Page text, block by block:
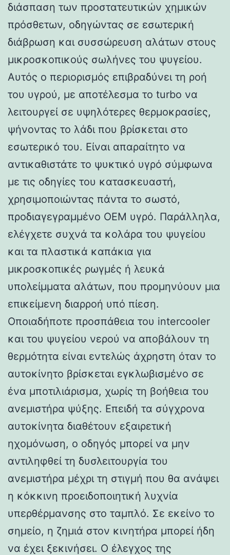
διάσπαση των προστατευτικών χημικών
πρόσθετων, οδηγώντας σε εσωτερική
διάβρωση και συσσώρευση αλάτων στους
μικροσκοπικούς σωλήνες του ψυγείου.
Αυτός ο περιορισμός επιβραδύνει τη ροή
του υγρού, με αποτέλεσμα το turbo να
λειτουργεί σε υψηλότερες θερμοκρασίες,
ψήνοντας το λάδι που βρίσκεται στο
εσωτερικό του. Είναι απαραίτητο να
αντικαθιστάτε το ψυκτικό υγρό σύμφωνα
με τις οδηγίες του κατασκευαστή,
χρησιμοποιώντας πάντα το σωστό,
προδιαγεγραμμένο OEM υγρό. Παράλληλα,
ελέγχετε συχνά τα κολάρα του ψυγείου
και τα πλαστικά καπάκια για
μικροσκοπικές ρωγμές ή λευκά
υπολείμματα αλάτων, που προμηνύουν μια
επικείμενη διαρροή υπό πίεση.
Οποιαδήποτε προσπάθεια του intercooler
και του ψυγείου νερού να αποβάλουν τη
θερμότητα είναι εντελώς άχρηστη όταν το
αυτοκίνητο βρίσκεται εγκλωβισμένο σε
ένα μποτιλιάρισμα, χωρίς τη βοήθεια του
ανεμιστήρα ψύξης. Επειδή τα σύγχρονα
αυτοκίνητα διαθέτουν εξαιρετική
ηχομόνωση, ο οδηγός μπορεί να μην
αντιληφθεί τη δυσλειτουργία του
ανεμιστήρα μέχρι τη στιγμή που θα ανάψει
η κόκκινη προειδοποιητική λυχνία
υπερθέρμανσης στο ταμπλό. Σε εκείνο το
σημείο, η ζημιά στον κινητήρα μπορεί ήδη
να έχει ξεκινήσει. Ο έλεγχος της